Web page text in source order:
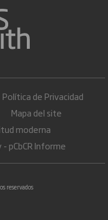
Política de Privacidad
Mapa del site
moderna
pCbCR Informe
reservados